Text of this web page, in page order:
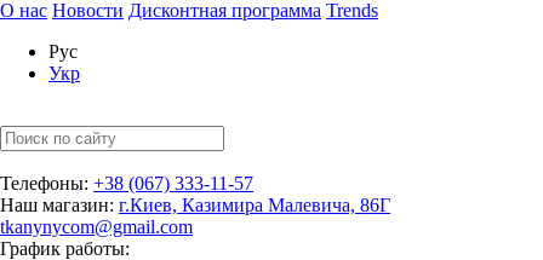
О нас Новости Дисконтная программа Trends
Рус
Укр
Телефоны: +38 (067) 333-11-57
Наш магазин: г.Киев, Казимира Малевича, 86Г
tkanynycom@gmail.com
График работы: